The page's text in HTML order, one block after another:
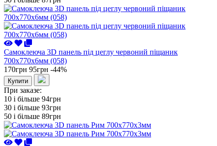
Самоклеюча 3D панель під цеглу червоний піщаник
700x770x6мм (058)
170грн 95грн -44%
Купити
При заказе:
10 i більше 94грн
30 i більше 93грн
50 i більше 89грн